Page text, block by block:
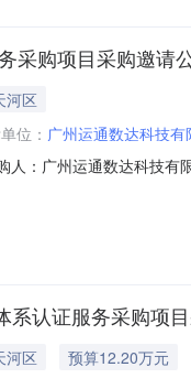
采购项目采购邀请
河区
位： 广州运通数达科技有
人：广州运通数达科技
商须持有提供相关服务
系认证服务采购项
河区
预算12.20万元